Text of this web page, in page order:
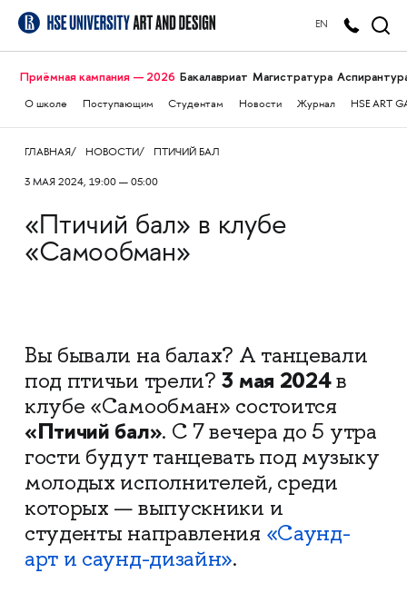
EN
Приёмная кампания — 2026 Бакалавриат Магистратура
О школе Поступающим Студентам Новости Журнал HSE ART
ГЛАВНАЯ НОВОСТИ ПТИЧИЙ БАЛ
3 МАЯ 2024, 19:00 — 05:00
«Птичий бал» в клубе
«Самообман»
Вы бывали на балах? А танцевали
под птичьи трели? 3 мая 2024в
клубе «Самообман» состоится
«Птичий бал». С 7 вечера до 5 утра
гости будут танцевать под музыку
молодых исполнителей, среди
которых — выпускники и
студенты направления «Саунд-
арт и саунд-дизайн».